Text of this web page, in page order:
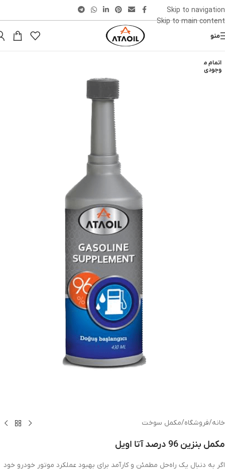
Skip to navigation
Skip to main content
منو
اتمام م
وجودی
خانه/فروشگاه/مکمل سوخت
مکمل بنزین 96 درصد آتا اویل
اگر به دنبال یک راه‌حل مطمئن و کارآمد برای بهبود عملکرد موتور خودرو خود